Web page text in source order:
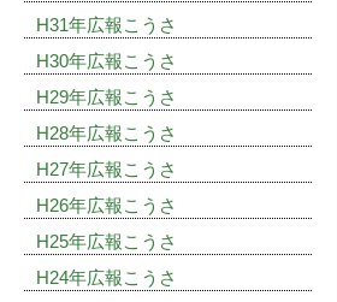
H31年広報こうさ
H30年広報こうさ
H29年広報こうさ
H28年広報こうさ
H27年広報こうさ
H26年広報こうさ
H25年広報こうさ
H24年広報こうさ